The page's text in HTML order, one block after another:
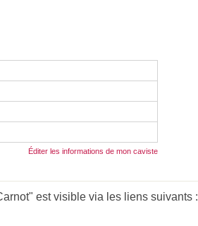
Éditer les informations de mon caviste
est visible via les liens suivants :